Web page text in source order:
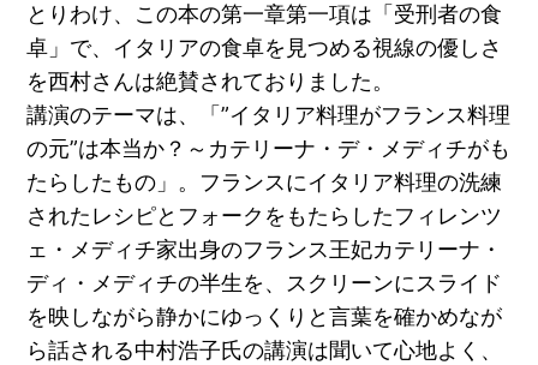
とりわけ、この本の第一章第一項は「受刑者の食
卓」で、イタリアの食卓を見つめる視線の優しさ
を西村さんは絶賛されておりました。
講演のテーマは、「”イタリア料理がフランス料理
の元”は本当か？～カテリーナ・デ・メディチがも
たらしたもの」。フランスにイタリア料理の洗練
されたレシピとフォークをもたらしたフィレンツ
ェ・メディチ家出身のフランス王妃カテリーナ・
ディ・メディチの半生を、スクリーンにスライド
を映しながら静かにゆっくりと言葉を確かめなが
ら話される中村浩子氏の講演は聞いて心地よく、